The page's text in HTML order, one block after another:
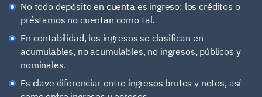
No todo depósito en cuenta es ingreso: los créditos o
préstamos no cuentan como tal.
En contabilidad, los ingresos se clasifican en
acumulables, no acumulables, no ingresos, públicos y
nominales.
Es clave diferenciar entre ingresos brutos y netos, así